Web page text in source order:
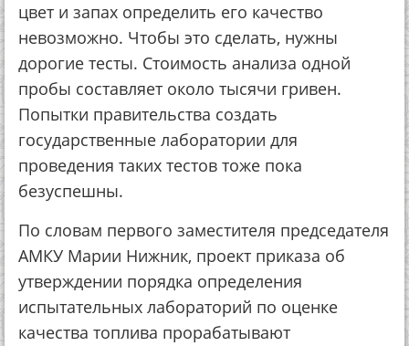
цвет и запах определить его качество
невозможно. Чтобы это сделать, нужны
дорогие тесты. Стоимость анализа одной
пробы составляет около тысячи гривен.
Попытки правительства создать
государственные лаборатории для
проведения таких тестов тоже пока
безуспешны.
По словам первого заместителя председателя
АМКУ Марии Нижник, проект приказа об
утверждении порядка определения
испытательных лабораторий по оценке
качества топлива прорабатывают